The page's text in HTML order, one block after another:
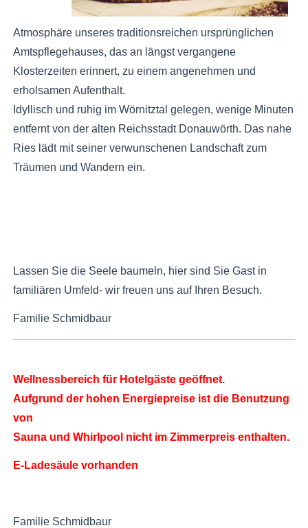
Atmosphäre unseres traditionsreichen ursprünglichen
Amtspflegehauses, das an längst vergangene
Klosterzeiten erinnert, zu einem angenehmen und
erholsamen Aufenthalt.
Idyllisch und ruhig im Wörnitztal gelegen, wenige Minuten
entfernt von der alten Reichsstadt Donauwörth. Das nahe
Ries lädt mit seiner verwunschenen Landschaft zum
Träumen und Wandern ein.
Lassen Sie die Seele baumeln, hier sind Sie Gast in
familiären Umfeld- wir freuen uns auf Ihren Besuch.
Familie Schmidbaur
Wellnessbereich für Hotelgäste geöffnet.
Aufgrund der hohen Energiepreise ist die Benutzung
von
Sauna und Whirlpool nicht im Zimmerpreis enthalten.
E-Ladesäule vorhanden
Familie Schmidbaur